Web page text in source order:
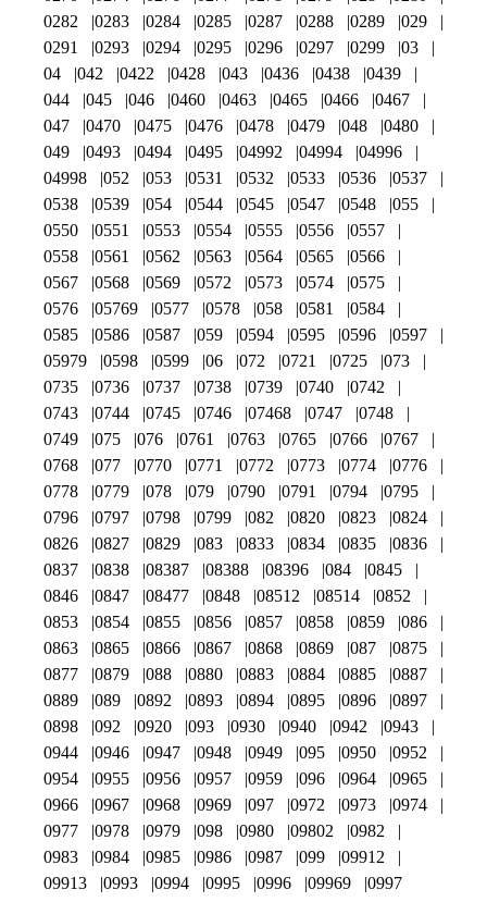
0282
0283 0284 0285 0287 0288 0289
029
0291
0293 0294 0295 0296 0297 0299
03
04
042 0422 0428 043 0436 0438
0439
044
045 046 0460 0463 0465 0466
0467
047
0470 0475 0476 0478 0479 048
0480
049
0493 0494 0495 04992 04994
04996
04998
052 053 0531 0532 0533 0536
0537
0538
0539 054 0544 0545 0547 0548
055
0550
0551 0553 0554 0555 0556
0557
0558
0561 0562 0563 0564 0565
0566
0567
0568 0569 0572 0573 0574
0575
0576
05769 0577 0578 058 0581
0584
0585
0586 0587 059 0594 0595 0596
0597
05979
0598 0599 06 072 0721 0725
073
0735
0736 0737 0738 0739 0740
0742
0743
0744 0745 0746 07468 0747
0748
0749
075 076 0761 0763 0765 0766
0767
0768
077 0770 0771 0772 0773 0774
0776
0778
0779 078 079 0790 0791 0794
0795
0796
0797 0798 0799 082 0820 0823
0824
0826
0827 0829 083 0833 0834 0835
0836
0837
0838 08387 08388 08396 084
0845
0846
0847 08477 0848 08512 08514
0852
0853
0854 0855 0856 0857 0858 0859
086
0863
0865 0866 0867 0868 0869 087
0875
0877
0879 088 0880 0883 0884 0885
0887
0889
089 0892 0893 0894 0895 0896
0897
0898
092 0920 093 0930 0940 0942
0943
0944
0946 0947 0948 0949 095 0950
0952
0954
0955 0956 0957 0959 096 0964
0965
0966
0967 0968 0969 097 0972 0973
0974
0977
0978 0979 098 0980 09802
0982
0983
0984 0985 0986 0987 099
09912
09913
0993 0994 0995 0996 09969 0997